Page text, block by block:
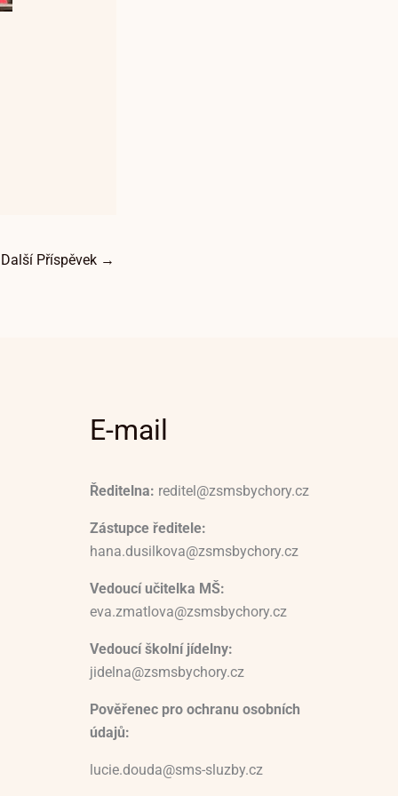
Další Příspěvek →
E-mail
Ředitelna: reditel@zsmsbychory.cz
Zástupce ředitele:
hana.dusilkova@zsmsbychory.cz
Vedoucí učitelka MŠ:
eva.zmatlova@zsmsbychory.cz
Vedoucí školní jídelny:
jidelna@zsmsbychory.cz
Pověřenec pro ochranu osobních
údajů:
lucie.douda@sms-sluzby.cz